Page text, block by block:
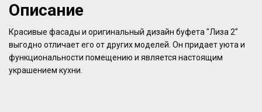
Описание
Красивые фасады и оригинальный дизайн буфета "Лиза 2"
выгодно отличает его от других моделей. Он придает уюта и
функциональности помещению и является настоящим
украшением кухни.